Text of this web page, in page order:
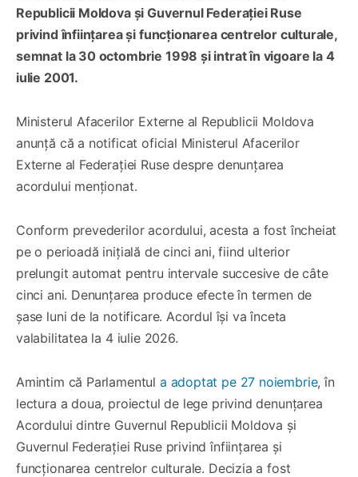
Republicii Moldova și Guvernul Federației Ruse
privind înființarea și funcționarea centrelor culturale,
semnat la 30 octombrie 1998 și intrat în vigoare la 4
iulie 2001.
Ministerul Afacerilor Externe al Republicii Moldova
anunță că a notificat oficial Ministerul Afacerilor
Externe al Federației Ruse despre denunțarea
acordului menționat.
Conform prevederilor acordului, acesta a fost încheiat
pe o perioadă inițială de cinci ani, fiind ulterior
prelungit automat pentru intervale succesive de câte
cinci ani. Denunțarea produce efecte în termen de
șase luni de la notificare. Acordul își va înceta
valabilitatea la 4 iulie 2026.
Amintim că Parlamentul a adoptat pe 27 noiembrie, în
lectura a doua, proiectul de lege privind denunțarea
Acordului dintre Guvernul Republicii Moldova și
Guvernul Federației Ruse privind înființarea și
funcționarea centrelor culturale. Decizia a fost